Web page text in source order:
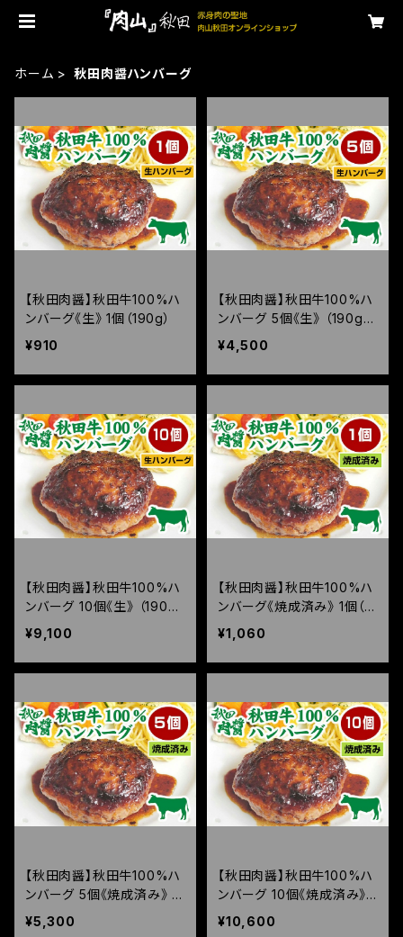
ホーム 秋田肉醤ハンバーグ
【秋田肉醤】秋田牛100%ハ
ンバーグ《生》 1個（190g）
¥910
【秋田肉醤】秋田牛100%ハ
ンバーグ 5個《生》 （190g×
5個）
¥4,500
【秋田肉醤】秋田牛100%ハ
ンバーグ 10個《生》 （190g
×10個）
¥9,100
【秋田肉醤】秋田牛100%ハ
ンバーグ《焼成済み》 1個（15
0g）
¥1,060
【秋田肉醤】秋田牛100%ハ
ンバーグ 5個《焼成済み》 （1
50g×5個）
¥5,300
【秋田肉醤】秋田牛100%ハ
ンバーグ 10個《焼成済み》
（150g×10個）
¥10,600